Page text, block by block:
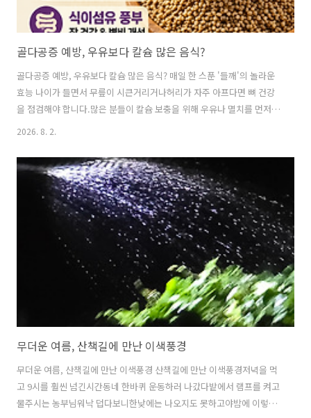
골다공증 예방, 우유보다 칼슘 많은 음식?
골다공증 예방, 우유보다 칼슘 많은 음식? 매일 한 스푼 '들깨'의 놀라운
효능 나이가 들면서 무릎이 시큰거리거나허리가 자주 아프다면 뼈 건강
을 점검해야 합니다.많은 분들이 칼슘 보충을 위해 우유나 멸치를 먼저
떠올리지만,우유는 소화가 어려운 경우가 있고 멸치는 나트륨 섭취가 걱
도움이 되는 식품으로 주목받고 있습니다.들깨에는 칼슘뿐 아니라 마그
네슘, 오메가3 지방산, 식이섬유 등다양한 영양소가 들어 있어 중장년층
건강관리에 도움이 될 수 있습니다. ※들깨가 뼈 건강에 도움이 되는 이
유1. 칼슘이 풍부한 식품들깨는 칼슘이 풍부한 식품 가운데 하나입니다.
다만 식품별 칼슘 함량은 제품과 가공 상태에 따라 차이가 있으므로 단순
2026. 8. 2.
무더운 여름, 산책길에 만난 이색풍경
무더운 여름, 산책길에 만난 이색풍경 산책길에 만난 이색풍경저녁을 먹
고 9시를 훨씬 넘긴시간동네 한바퀴 운동하러 나갔다밭에서 램프를 켜고
물주시는 농부님워낙 덥다보니한낮에는 나오지도 못하고야밤에 이렇게